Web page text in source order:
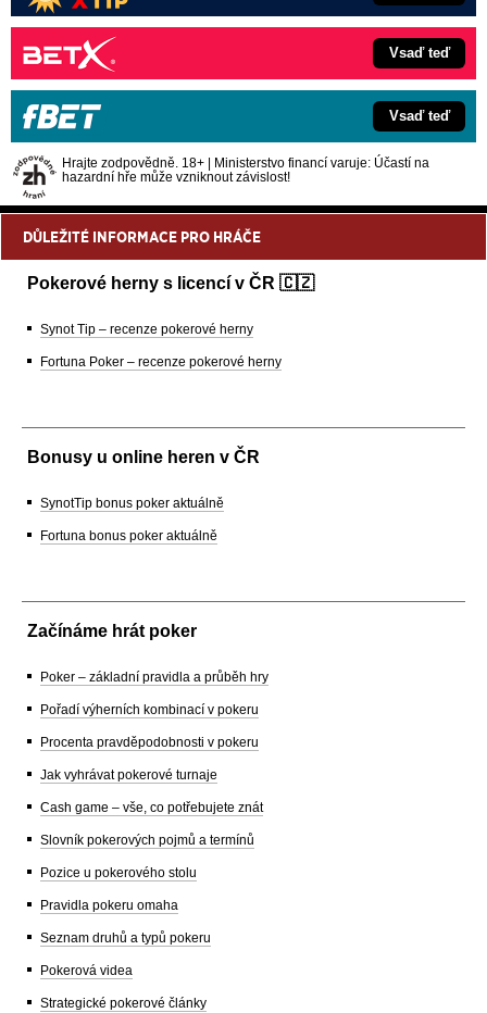
Vsaď teď
Vsaď teď
Hrajte zodpovědně. 18+ | Ministerstvo financí varuje: Účastí na
hazardní hře může vzniknout závislost!
DŮLEŽITÉ INFORMACE PRO HRÁČE
Pokerové herny s licencí v ČR 🇨🇿
Synot Tip – recenze pokerové herny
Fortuna Poker – recenze pokerové herny
Bonusy u online heren v ČR
SynotTip bonus poker aktuálně
Fortuna bonus poker aktuálně
Začínáme hrát poker
Poker – základní pravidla a průběh hry
Pořadí výherních kombinací v pokeru
Procenta pravděpodobnosti v pokeru
Jak vyhrávat pokerové turnaje
Cash game – vše, co potřebujete znát
Slovník pokerových pojmů a termínů
Pozice u pokerového stolu
Pravidla pokeru omaha
Seznam druhů a typů pokeru
Pokerová videa
Strategické pokerové články